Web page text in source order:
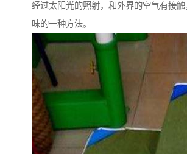
经过太阳光的照射，和外界的空气有接
味的一种方法。